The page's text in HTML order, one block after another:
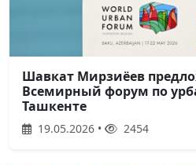
Шавкат Мирзиёев
Всемирный форум по
Ташкенте
19.05.2026 • 2454